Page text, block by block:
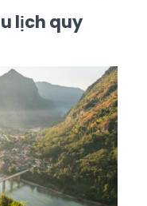
lịch quy